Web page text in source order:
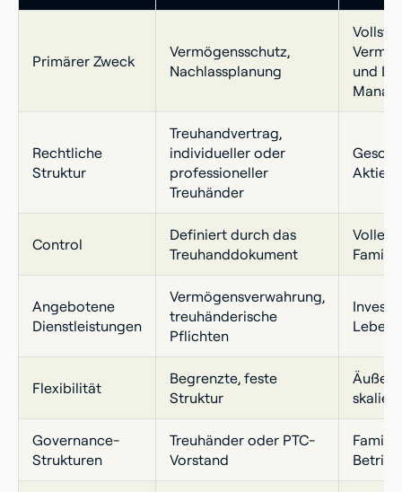
Primärer Zweck
Vermögensschutz,
Nachlassplanung
und
Rechtliche
Struktur
Treuhandvertrag,
individueller oder
professioneller
Treuhänder
Control
Definiert durch das
Treuhanddokument
Volle
Angebotene
Dienstleistungen
Vermögensverwahrung,
treuhänderische
Pflichten
Flexibilität
Begrenzte, feste
Struktur
Governance-
Strukturen
Treuhänder oder PTC-
Vorstand